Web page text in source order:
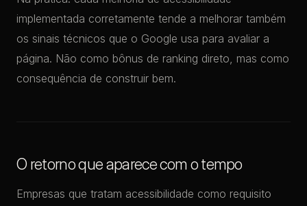
implementada corretamente tende a melhorar também
os sinais técnicos que o Google usa para avaliar a
página. Não como bônus de ranking direto, mas como
consequência de construir bem.
O retorno que aparece com o tempo
Empresas que tratam acessibilidade como requisito